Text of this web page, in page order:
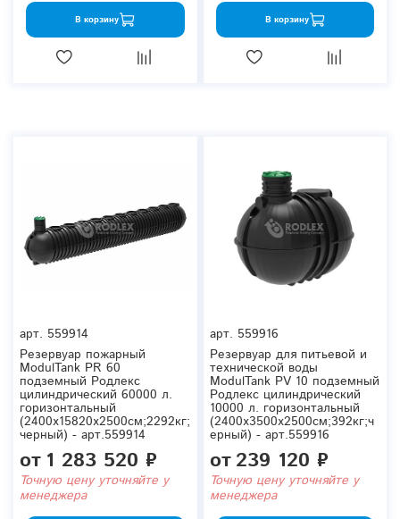
В корзину В корзину
арт. 559914
Резервуар пожарный
ModulTank PR 60
подземный Родлекс
цилиндрический 60000 л.
горизонтальный
(2400x15820x2500см;2292кг;
черный) - арт.559914
от 1 283 520 ₽
Точную цену уточняйте у
менеджера
арт. 559916
Резервуар для питьевой и
технической воды
ModulTank PV 10 подземный
Родлекс цилиндрический
10000 л. горизонтальный
(2400x3500x2500см;392кг;ч
ерный) - арт.559916
от239 120 ₽
Точную цену уточняйте у
менеджера